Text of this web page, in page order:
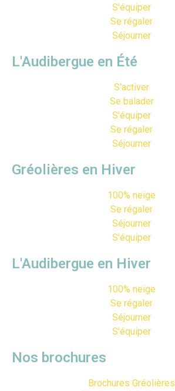
S'équiper
Se régaler
Séjourner
L'Audibergue en Été
S'activer
Se balader
S'équiper
Se régaler
Séjourner
Gréolières en Hiver
100% neige
Se régaler
Séjourner
S'équiper
L'Audibergue en Hiver
100% neige
Se régaler
Séjourner
S'équiper
Nos brochures
Brochures Gréolières